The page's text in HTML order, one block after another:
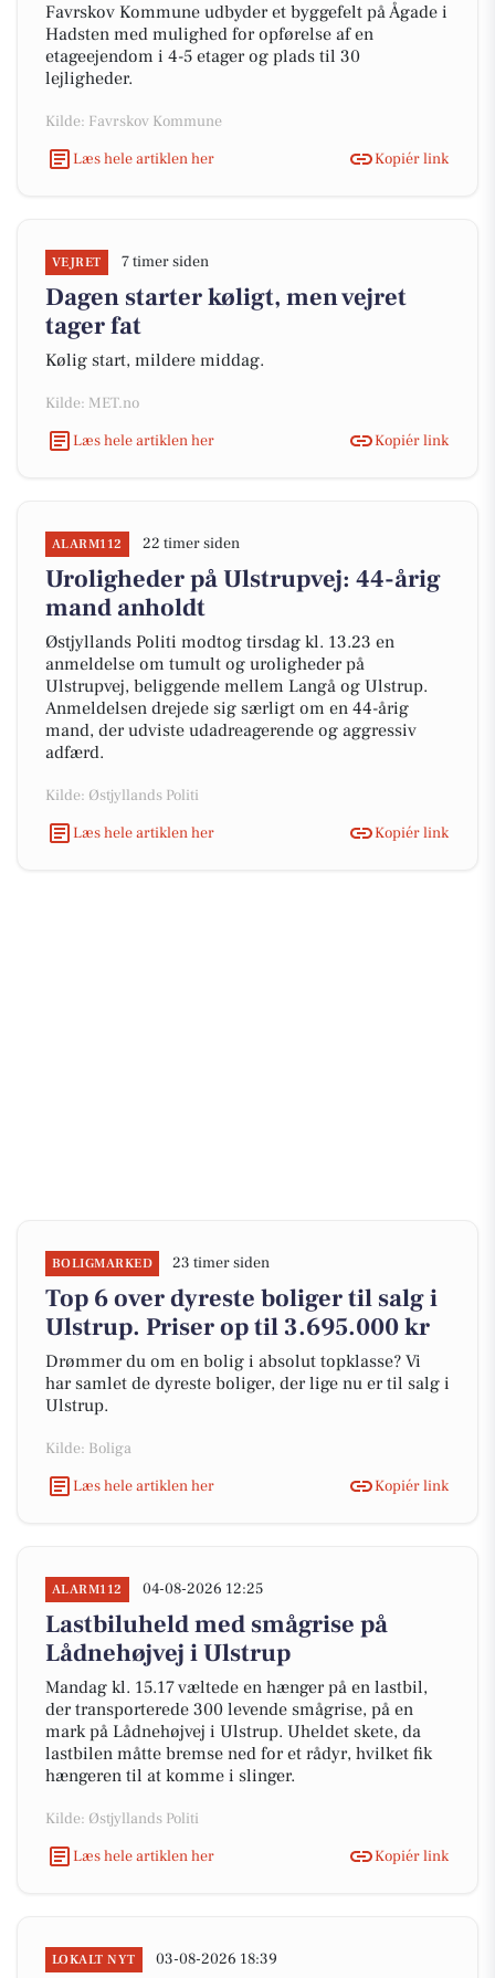
Favrskov Kommune udbyder et byggefelt på Ågade i
Hadsten med mulighed for opførelse af en
etageejendom i 4-5 etager og plads til 30
lejligheder.
Kilde: Favrskov Kommune
Læs hele artiklen her
Kopiér link
VEJRET 7 timer siden
Dagen starter køligt, men vejret
tager fat
Kølig start, mildere middag.
Kilde: MET.no
Læs hele artiklen her
Kopiér link
ALARM112 22 timer siden
Uroligheder på Ulstrupvej: 44-årig
mand anholdt
Østjyllands Politi modtog tirsdag kl. 13.23 en
anmeldelse om tumult og uroligheder på
Ulstrupvej, beliggende mellem Langå og Ulstrup.
Anmeldelsen drejede sig særligt om en 44-årig
mand, der udviste udadreagerende og aggressiv
adfærd.
Kilde: Østjyllands Politi
Læs hele artiklen her
Kopiér link
BOLIGMARKED 23 timer siden
Top 6 over dyreste boliger til salg i
Ulstrup. Priser op til 3.695.000 kr
Drømmer du om en bolig i absolut topklasse? Vi
har samlet de dyreste boliger, der lige nu er til salg i
Ulstrup.
Kilde: Boliga
Læs hele artiklen her
Kopiér link
ALARM112 04-08-2026 12:25
Lastbiluheld med smågrise på
Lådnehøjvej i Ulstrup
Mandag kl. 15.17 væltede en hænger på en lastbil,
der transporterede 300 levende smågrise, på en
mark på Lådnehøjvej i Ulstrup. Uheldet skete, da
lastbilen måtte bremse ned for et rådyr, hvilket fik
hængeren til at komme i slinger.
Kilde: Østjyllands Politi
Læs hele artiklen her
Kopiér link
LOKALT NYT 03-08-2026 18:39